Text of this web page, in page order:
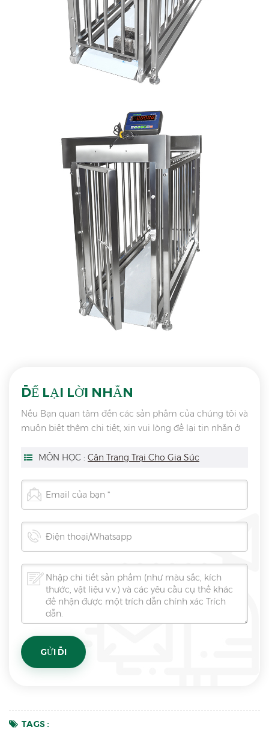
ĐỂ LẠI LỜI NHẮN
Nếu Bạn quan tâm đến các sản phẩm của chúng tôi và
muốn biết thêm chi tiết, xin vui lòng để lại tin nhắn ở
MÔN HỌC : Cân Trang Trại Cho Gia Súc
TAGS :